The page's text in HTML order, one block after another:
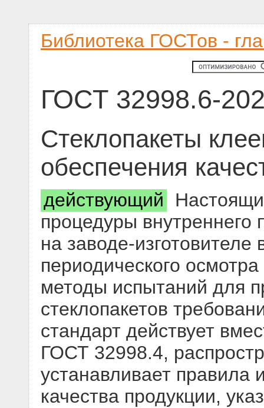
Библиотека ГОСТов -
ГОСТ 32998.6-
Стеклопакеты
обеспечения
действующий
процедуры внутреннего
на заводе-
периодического
методы испытаний для
стеклопакетов
стандарт действует
ГОСТ 32998.4,
устанавливает правила
качества продукции,